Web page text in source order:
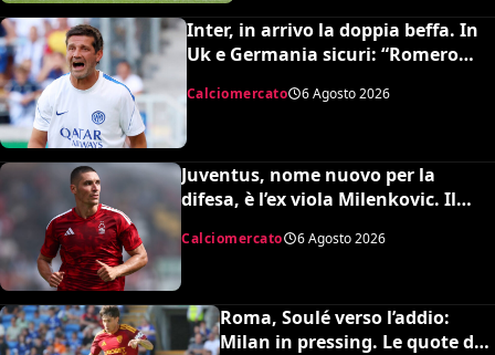
Inter, in arrivo la doppia beffa. In
Uk e Germania sicuri: “Romero
Calciomercato 6 Agosto 2026
Juventus, nome nuovo per la
difesa, è l’ex viola Milenkovic. Il
milioni
Calciomercato 6 Agosto 2026
Roma, Soulé verso l’addio:
Milan in pressing. Le quote dei